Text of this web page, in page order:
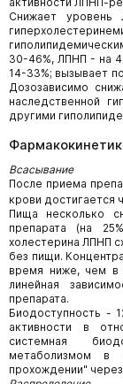
Снижает уровень
30-46%, ЛПНП - на
14-33%; вызывает
Дозозависимо
наследственной
другими
Всасывание
После приема
крови достигается
Пища несколько
препарата (на
холестерина ЛПНП
без пищи.
время ниже, чем в
линейная
препарата.
Биодоступность -
активности в
системная
метаболизмом в
прохождении"